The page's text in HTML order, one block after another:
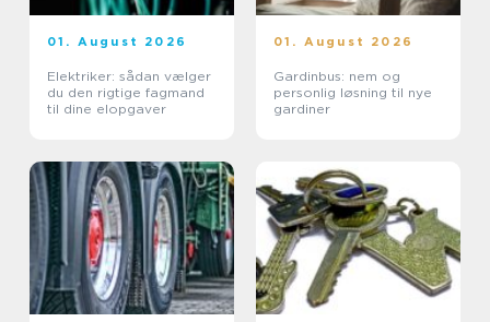
01. August 2026
Elektriker: sådan vælger
du den rigtige fagmand
til dine elopgaver
01. August 2026
Gardinbus: nem og
personlig løsning til nye
gardiner